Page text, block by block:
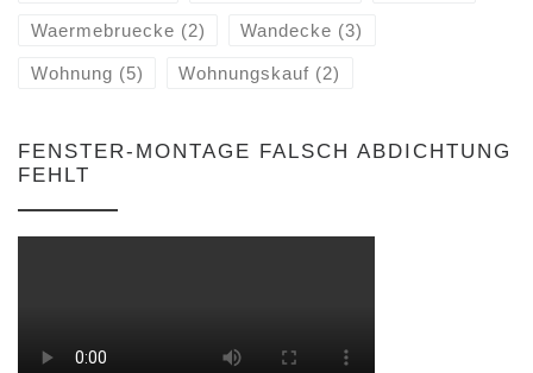
Waermebruecke (2) Wandecke (3)
Wohnung (5) Wohnungskauf (2)
FENSTER-MONTAGE FALSCH ABDICHTUNG
FEHLT